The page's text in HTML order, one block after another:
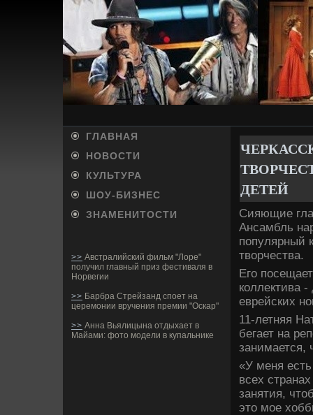
ГЛАВНАЯ
НОВОСТИ
КУЛЬТУРА
ШОУ-БИ­ЗНЕС
ЗНАМЕНИТОСТИ
>> Австралийский фильм "Лоре"
получил главный приз фестиваля в
Норвегии
>> Барбра Стрейзанд споет на
церемонии вручения премии "Оскар"
>> Анна Вьялицына отдыхает в
Майами: фото модели в купальнике
ДЕ­ТЕЙ
Сияющие
Ансамбль
популярный
творчества.
Его
коллектива
еврейских
11-летняя
бегает на
занимается,
«У меня
всех
занятия,
это мое